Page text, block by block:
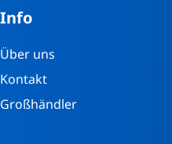
Info
Über uns
Kontakt
Großhändler